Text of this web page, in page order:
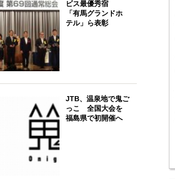
ビス最優秀宿
「有馬グランドホ
テル」ら表彰
JTB、温泉地で鬼ご
っこ 全国大会を
福島県で初開催へ